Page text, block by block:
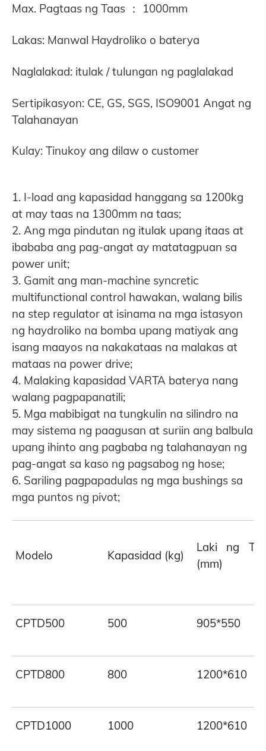
Max. Pagtaas ng Taas ： 1000mm
Lakas: Manwal Haydroliko o baterya
Naglalakad: itulak / tulungan ng paglalakad
Sertipikasyon: CE, GS, SGS, ISO9001 Angat ng
Talahanayan
Kulay: Tinukoy ang dilaw o customer
1. I-load ang kapasidad hanggang sa 1200kg
at may taas na 1300mm na taas;
2. Ang mga pindutan ng itulak upang itaas at
ibababa ang pag-angat ay matatagpuan sa
power unit;
3. Gamit ang man-machine syncretic
multifunctional control hawakan, walang bilis
na step regulator at isinama na mga istasyon
ng haydroliko na bomba upang matiyak ang
isang maayos na nakakataas na malakas at
mataas na power drive;
4. Malaking kapasidad VARTA baterya nang
walang pagpapanatili;
5. Mga mabibigat na tungkulin na silindro na
may sistema ng paagusan at suriin ang balbula
upang ihinto ang pagbaba ng talahanayan ng
pag-angat sa kaso ng pagsabog ng hose;
6. Sariling pagpapadulas ng mga bushings sa
mga puntos ng pivot;
Modelo Kapasidad (kg)
Laki ng
(mm)
CPTD500 500 905*550
CPTD800 800 1200*610
CPTD1000 1000 1200*610